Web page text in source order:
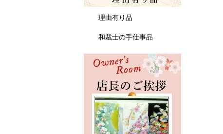
理由有り品
和裁士の手仕事品